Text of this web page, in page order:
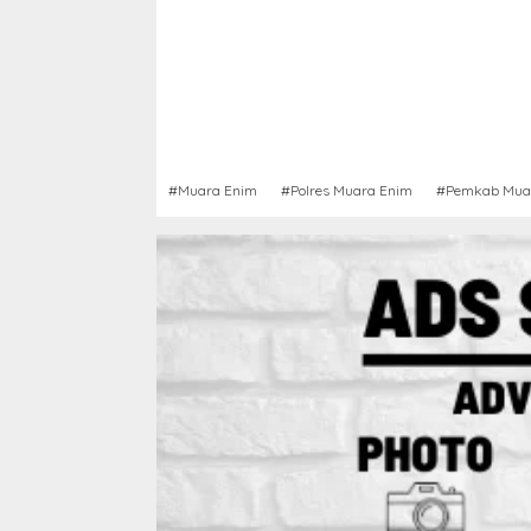
#Muara Enim #Polres Muara Enim #Pemkab